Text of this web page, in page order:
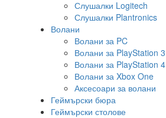
Слушалки Logitech
Слушалки Plantronics
Волани
Волани за PC
Волани за PlayStation 3
Волани за PlayStation 4
Волани за Xbox One
Аксесоари за волани
Геймърски бюра
Геймърски столове